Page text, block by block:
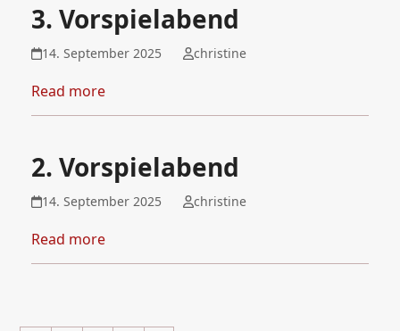
3. Vorspielabend
14. September 2025 christine
Read more
2. Vorspielabend
14. September 2025 christine
Read more